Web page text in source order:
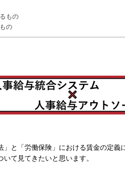
もの
の
」と「労働保険」における賃金の定義
て見てきたいと思います。